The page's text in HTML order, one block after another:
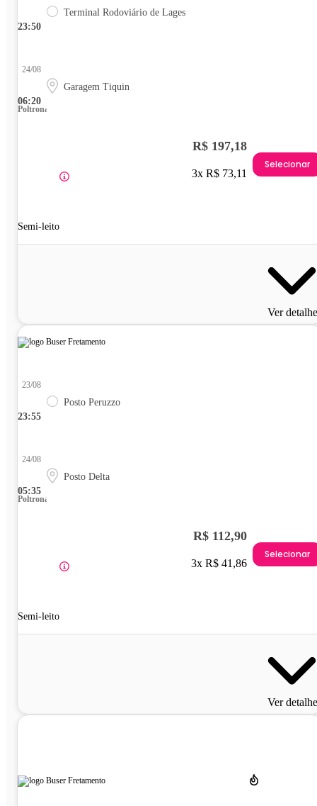
23:50
Terminal Rodoviário de Lages
06:20
24/08
Garagem Tiquin
Poltrona
Semi-leito
R$ 197,18
3x R$ 73,11
Selecionar
Ver
23:55
23/08
Posto Peruzzo
05:35
24/08
Posto Delta
Poltrona
Semi-leito
R$ 112,90
3x R$ 41,86
Selecionar
Ver